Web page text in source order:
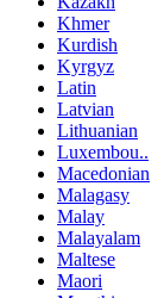
Khmer
Kurdish
Kyrgyz
Latin
Latvian
Lithuanian
Luxembou..
Macedonian
Malagasy
Malay
Malayalam
Maltese
Maori